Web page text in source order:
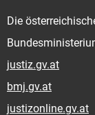
Die
justiz.gv.at
bmj.gv.at
justizonline.gv.at